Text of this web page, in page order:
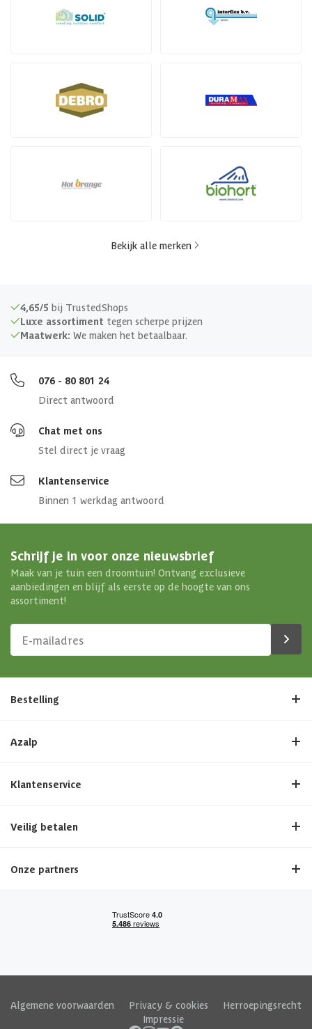
Bekijk alle merken
4,65/5 bij TrustedShops
Luxe assortiment tegen scherpe prijzen
Maatwerk: We maken het betaalbaar.
076 - 80 801 24
Direct antwoord
Chat met ons
Stel direct je vraag
Klantenservice
Binnen 1 werkdag antwoord
Schrijf je in voor onze nieuwsbrief
Maak van je tuin een droomtuin! Ontvang exclusieve
aanbiedingen en blijf als eerste op de hoogte van ons
assortiment!
Bestelling
Azalp
Klantenservice
Veilig betalen
Onze partners
Algemene voorwaarden Privacy & cookies
Herroepingsrecht
Impressie